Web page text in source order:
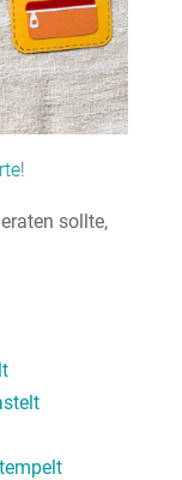
!
sollte,